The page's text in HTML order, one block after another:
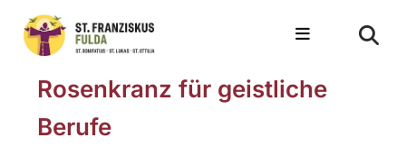
Rosenkranz für geistliche
Berufe